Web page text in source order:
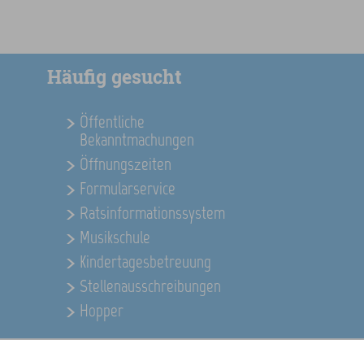
Häufig gesucht
Öffentliche
Bekanntmachungen
Öffnungszeiten
Formularservice
Ratsinformationssystem
Musikschule
Kindertagesbetreuung
Stellenausschreibungen
Hopper